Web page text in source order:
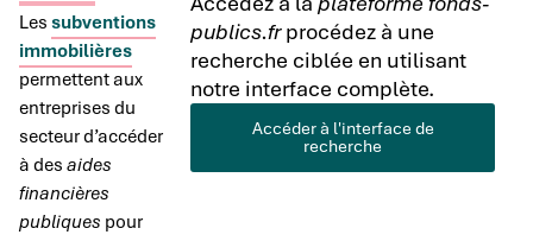
Les subventions
immobilières
permettent aux
entreprises du
secteur d’accéder
à des aides
financières
publiques pour
publics.frprocédez à une
recherche ciblée en utilisant
notre interface complète.
Accéder à l'interface de
recherche